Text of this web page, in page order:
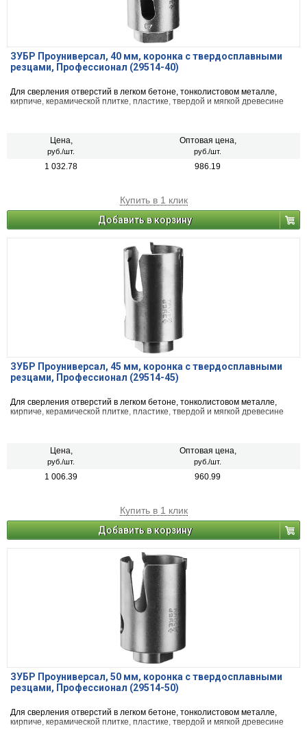
ЗУБР Проуниверсал, 40 мм, коронка с твердосплавными
резцами, Профессионал (29514-40)
Для сверления отверстий в легком бетоне, тонколистовом металле,
кирпиче, керамической плитке, пластике, твердой и мягкой древесине
Цена,
руб./шт.
Оптовая цена,
руб./шт.
1 032.78 986.19
Купить в 1 клик
Добавить в корзину
ЗУБР Проуниверсал, 45 мм, коронка с твердосплавными
резцами, Профессионал (29514-45)
Для сверления отверстий в легком бетоне, тонколистовом металле,
кирпиче, керамической плитке, пластике, твердой и мягкой древесине
Цена,
руб./шт.
Оптовая цена,
руб./шт.
1 006.39 960.99
Купить в 1 клик
Добавить в корзину
ЗУБР Проуниверсал, 50 мм, коронка с твердосплавными
резцами, Профессионал (29514-50)
Для сверления отверстий в легком бетоне, тонколистовом металле,
кирпиче, керамической плитке, пластике, твердой и мягкой древесине